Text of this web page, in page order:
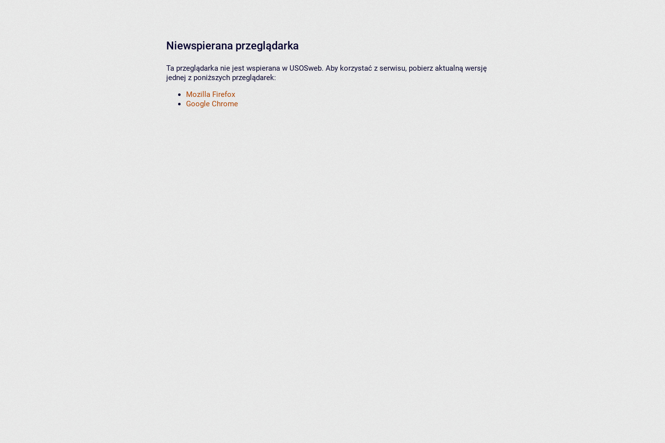
Niewspierana przeglądarka
Ta przeglądarka nie jest wspierana w USOSweb. Aby korzystać z serwisu, pobierz aktualną wersję
jednej z poniższych przeglądarek:
Mozilla Firefox
Google Chrome